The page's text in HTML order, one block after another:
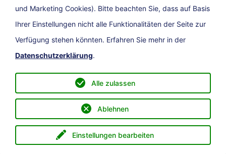
Menü eService Direkt zu Suche
Presse Impressum
Datenschutz
Kontakt
und Marketing Cookies). Bitte beachten Sie, dass auf Basis
Ihrer Einstellungen nicht alle Funktionalitäten der Seite zur
Verfügung stehen könnten. Erfahren Sie mehr in der
Datenschutzerklärung.
Einstellungen bearbeiten
Ablehnen
Alle zulassen